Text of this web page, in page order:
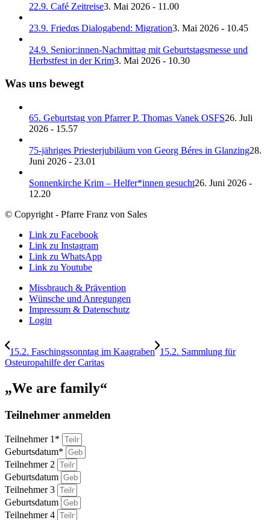
22.9. Café Zeitreise3. Mai 2026 - 11.00
23.9. Friedαs Dialogabend: Migration3. Mai 2026 - 10.45
24.9. Senior:innen-Nachmittag mit Geburtstagsmesse und
Herbstfest in der Krim3. Mai 2026 - 10.30
Was uns bewegt
65. Geburtstag von Pfarrer P. Thomas Vanek OSFS26. Juli
2026 - 15.57
75-jähriges Priesterjubiläum von Georg Béres in Glanzing28.
Juni 2026 - 23.01
Sonnenkirche Krim – Helfer*innen gesucht26. Juni 2026 -
12.20
© Copyright - Pfarre Franz von Sales
Link zu Facebook
Link zu Instagram
Link zu WhatsApp
Link zu Youtube
Missbrauch & Prävention
Wünsche und Anregungen
Impressum & Datenschutz
Login
15.2. Faschingssonntag im Kaagraben 15.2. Sammlung für
Osteuropahilfe der Caritas
„We are family“
Teilnehmer anmelden
Teilnehmer 1*
Geburtsdatum*
Teilnehmer 2
Geburtsdatum
Teilnehmer 3
Geburtsdatum
Teilnehmer 4